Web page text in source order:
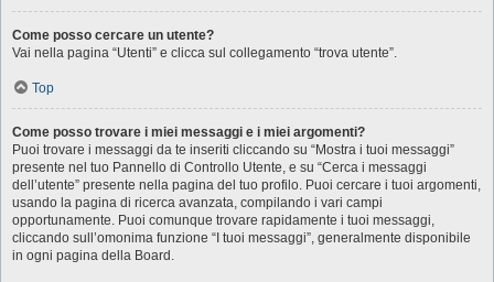
Come posso cercare un utente?
Vai nella pagina “Utenti” e clicca sul collegamento “trova utente”.
Top
Come posso trovare i miei messaggi e i miei argomenti?
Puoi trovare i messaggi da te inseriti cliccando su “Mostra i tuoi messaggi”
presente nel tuo Pannello di Controllo Utente, e su “Cerca i messaggi
dell’utente” presente nella pagina del tuo profilo. Puoi cercare i tuoi argomenti,
usando la pagina di ricerca avanzata, compilando i vari campi
opportunamente. Puoi comunque trovare rapidamente i tuoi messaggi,
cliccando sull’omonima funzione “I tuoi messaggi”, generalmente disponibile
in ogni pagina della Board.